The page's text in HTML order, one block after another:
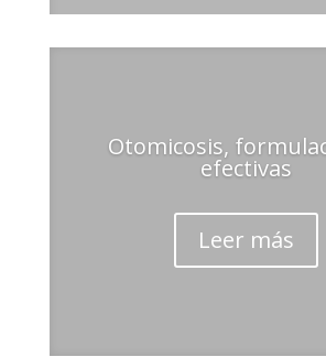
Otomicosis,
efectivas
Leer más